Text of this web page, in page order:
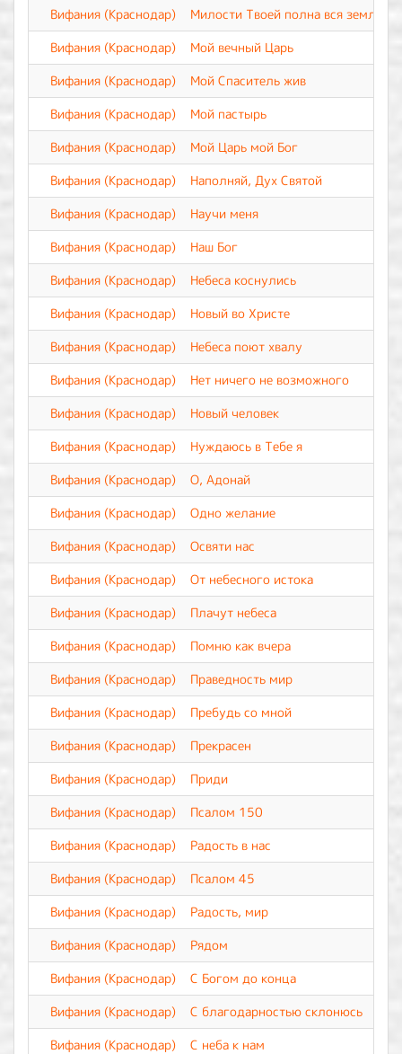
Вифания (Краснодар)
Милости Твоей полна вся земля
Вифания (Краснодар)
Мой вечный Царь
Вифания (Краснодар)
Мой Спаситель жив
Вифания (Краснодар)
Мой пастырь
Вифания (Краснодар)
Мой Царь мой Бог
Вифания (Краснодар)
Наполняй, Дух Святой
Вифания (Краснодар)
Научи меня
Вифания (Краснодар)
Наш Бог
Вифания (Краснодар)
Небеса коснулись
Вифания (Краснодар)
Новый во Христе
Вифания (Краснодар)
Небеса поют хвалу
Вифания (Краснодар)
Нет ничего не возможного
Вифания (Краснодар)
Новый человек
Вифания (Краснодар)
Нуждаюсь в Тебе я
Вифания (Краснодар)
О, Адонай
Вифания (Краснодар)
Одно желание
Вифания (Краснодар)
Освяти нас
Вифания (Краснодар)
От небесного истока
Вифания (Краснодар)
Плачут небеса
Вифания (Краснодар)
Помню как вчера
Вифания (Краснодар)
Праведность мир
Вифания (Краснодар)
Пребудь со мной
Вифания (Краснодар)
Прекрасен
Вифания (Краснодар)
Приди
Вифания (Краснодар)
Псалом 150
Вифания (Краснодар)
Радость в нас
Вифания (Краснодар)
Псалом 45
Вифания (Краснодар)
Радость, мир
Вифания (Краснодар)
Рядом
Вифания (Краснодар)
С Богом до конца
Вифания (Краснодар)
С благодарностью склонюсь
Вифания (Краснодар)
С неба к нам